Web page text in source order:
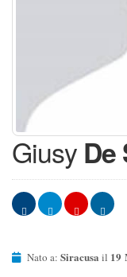
Giusy De
Nato a: Siracusa il 19